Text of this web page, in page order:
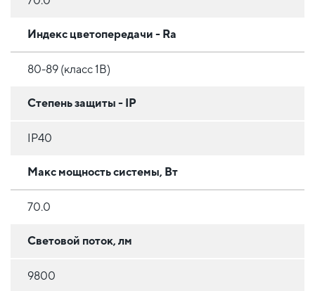
Индекс цветопередачи - Ra
80-89 (класс 1B)
Степень защиты - IP
IP40
Макс мощность системы, Вт
70.0
Световой поток, лм
9800